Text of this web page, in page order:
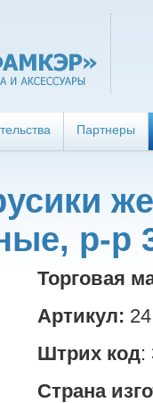
Партнеры
р-р
Торговая
Артикул:
Штрих код:
Страна